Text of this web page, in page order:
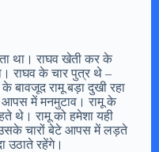
था। राघव खेती कर के
राघव के चार पुत्र थे –
बावजूद रामू बड़ा दुखी रहा
आपस में मनमुटाव। रामू के
थे। रामू को हमेशा यही
उसके चारों बेटे आपस में लड़ते
उठाते रहेंगे।